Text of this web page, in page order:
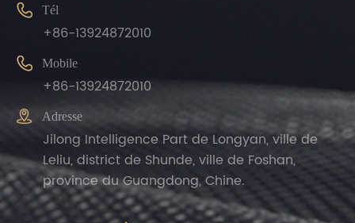
 Tél
+86-13924872010
 Mobile
+86-13924872010
 Adresse
Jilong Intelligence Part de Longyan, ville de
Leliu, district de Shunde, ville de Foshan,
province du Guangdong, Chine.